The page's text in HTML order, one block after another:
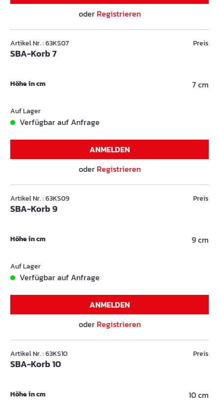
oder Registrieren
Artikel Nr. : 63KS07
SBA-Korb 7
Preis
Höhe in cm 7 cm
Auf Lager
Verfügbar auf Anfrage
ANMELDEN
oder Registrieren
Artikel Nr. : 63KS09
SBA-Korb 9
Preis
Höhe in cm 9 cm
Auf Lager
Verfügbar auf Anfrage
ANMELDEN
oder Registrieren
Artikel Nr. : 63KS10
SBA-Korb 10
Preis
Höhe in cm 10 cm